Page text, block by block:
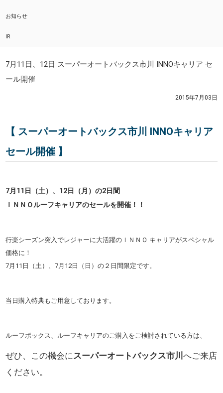
お知らせ
IR
7月11日、12日 スーパーオートバックス市川 INNOキャリア セ
ール開催
2015年7月03日
【 スーパーオートバックス市川 INNOキャリア
セール開催 】
7月11日（土）、12日（月）の2日間
ＩＮＮＯルーフキャリアのセールを開催！！
行楽シーズン突入でレジャーに大活躍のＩＮＮＯ キャリアがスペシャル
価格に！
7月11日（土）、7月12日（日）の２日間限定です。
当日購入特典もご用意しております。
ルーフボックス、ルーフキャリアのご購入をご検討されている方は、
ぜひ、この機会に スーパーオートバックス市川へご来店
ください。